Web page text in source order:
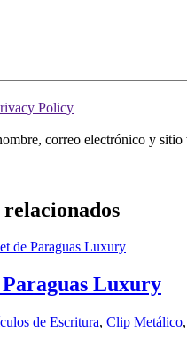
Policy
correo electrónico y
Paraguas Luxury
de Escritura, Clip Metálico,